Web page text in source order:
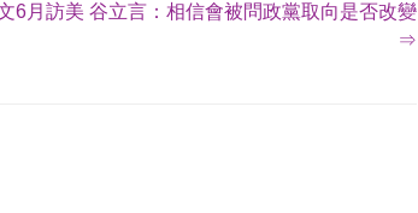
6月訪美 谷立言：相信會被問政黨取向是否改變
⇒